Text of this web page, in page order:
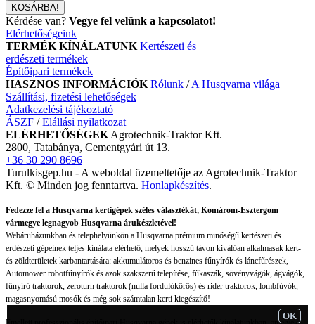
Kérdése van? Vegye fel velünk a kapcsolatot!
Elérhetőségeink
TERMÉK KÍNÁLATUNK Kertészeti és
erdészeti termékek
Építőipari termékek
HASZNOS INFORMÁCIÓK Rólunk /A Husqvarna világa
Szállítási, fizetési lehetőségek
Adatkezelési tájékoztató
ÁSZF /Elállási nyilatkozat
ELÉRHETŐSÉGEK Agrotechnik-Traktor Kft.
2800, Tatabánya, Cementgyári út 13.
+36 30 290 8696
Turulkisgep.hu - A weboldal üzemeltetője az Agrotechnik-Traktor
Kft. © Minden jog fenntartva. Honlapkészítés.
Fedezze fel a Husqvarna kertigépek széles választékát, Komárom-Esztergom
vármegye legnagyob Husqvarna árukészletével!
Webáruházunkban és telephelyünkön a Husqvarna prémium minőségű kertészeti és
erdészeti gépeinek teljes kínálata elérhető, melyek hosszú távon kiválóan alkalmasak kert-
és zöldterületek karbantartására: akkumulátoros és benzines fűnyírók és láncfűrészek,
Automower robotfűnyírók és azok szakszerű telepítése, fűkaszák, sövényvágók, ágvágók,
fűnyíró traktorok, zeroturn traktorok (nulla fordulókörös) és rider traktorok, lombfúvók,
magasnyomású mosók és még sok számtalan kerti kiegészítő!
OK